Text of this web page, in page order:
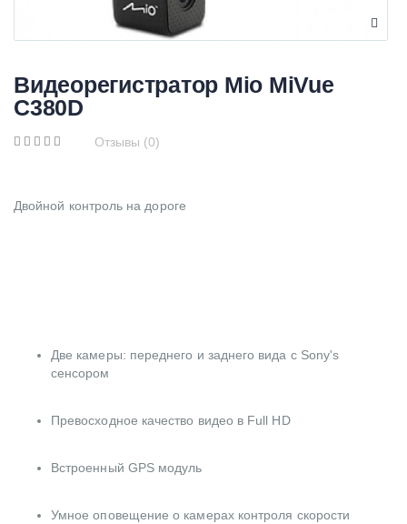
Видеорегистратор Mio MiVue
C380D
Отзывы (0)
Двойной контроль на дороге
Две камеры: переднего и заднего вида с Sony's
сенсором
Превосходное качество видео в Full HD
Встроенный GPS модуль
Умное оповещение о камерах контроля скорости